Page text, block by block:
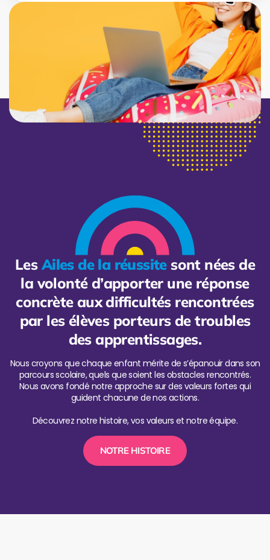
LesAiles de la réussitesont nées de
la volonté d’apporter une réponse
concrète aux difficultés rencontrées
par les élèves porteurs de troubles
des apprentissages.
Nous croyons que chaque enfant mérite de s’épanouir dans son
parcours scolaire, quels que soient les obstacles rencontrés.
Nous avons fondé notre approche sur des valeurs fortes qui
guident chacune de nos actions.
Découvrez notre histoire, vos valeurs et notre équipe.
NOTRE HISTOIRE